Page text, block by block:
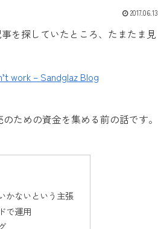
2017.06.13
を探していたところ、たまたま見
work – Sandglaz Blog
ための資金を集める前の話です。
かないという主張
で運用